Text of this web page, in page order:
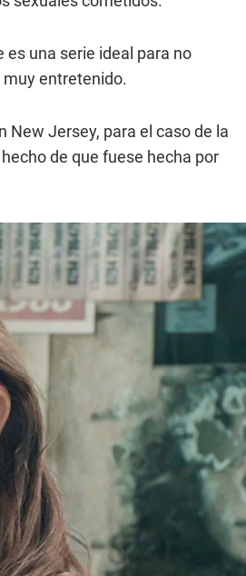
es una serie ideal para no
entretenido.
New Jersey, para el caso de la
de que fuese hecha por